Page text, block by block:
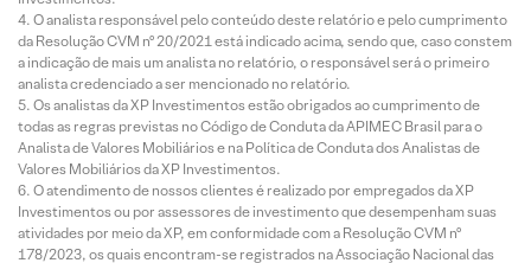
O analista responsável pelo conteúdo deste relatório e pelo cumprimento
da Resolução CVM nº 20/2021 está indicado acima, sendo que, caso constem
a indicação de mais um analista no relatório, o responsável será o primeiro
analista credenciado a ser mencionado no relatório.
Os analistas da XP Investimentos estão obrigados ao cumprimento de
todas as regras previstas no Código de Conduta da APIMEC Brasil para o
Analista de Valores Mobiliários e na Política de Conduta dos Analistas de
Valores Mobiliários da XP Investimentos.
O atendimento de nossos clientes é realizado por empregados da XP
Investimentos ou por assessores de investimento que desempenham suas
atividades por meio da XP, em conformidade com a Resolução CVM nº
178/2023, os quais encontram-se registrados na Associação Nacional das